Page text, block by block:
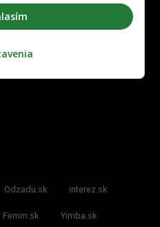
Odzadu.sk interez.sk
Femm.sk Yimba.sk